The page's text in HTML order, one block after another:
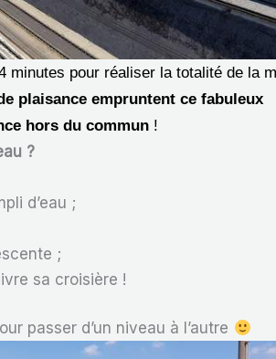
minutes pour réaliser la totalité de la
plaisance empruntent ce fabuleux
hors du commun !
?
d’eau ;
;
sa croisière !
passer d’un niveau à l’autre